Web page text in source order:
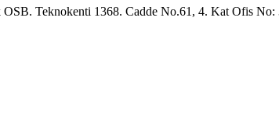
OSB. Teknokenti 1368. Cadde No.61, 4. Kat Ofis